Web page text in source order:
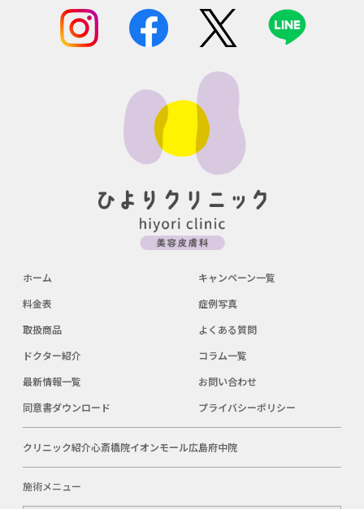
ホーム
キャンペーン一覧
料金表
症例写真
取扱商品
よくある質問
ドクター紹介
コラム一覧
最新情報一覧
お問い合わせ
同意書ダウンロード
プライバシーポリシー
クリニック紹介心斎橋院イオンモール広島府中院
施術メニュー